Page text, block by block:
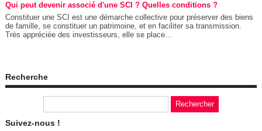
Qui peut devenir associé d'une SCI ? Quelles conditions ?
Constituer une SCI est une démarche collective pour préserver des biens
de famille, se constituer un patrimoine, et en faciliter sa transmission.
Très appréciée des investisseurs, elle se place...
Recherche
Suivez-nous !